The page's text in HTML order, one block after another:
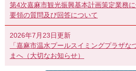
第4次嘉麻市観光振興基本計画策定業務
要領の質問及び回答について
2026年7月23日更新
「嘉麻市温水プールスイミングプラザな
まへ（大切なお知らせ）